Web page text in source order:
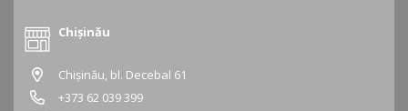
Chișinău
Chișinău, bl. Decebal 61
+373 62 039 399